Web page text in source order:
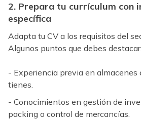
2. Prepara tu currículum con
específica
Adapta tu CV a los requisitos del
Algunos puntos que debes destacar:
- Experiencia previa en almacenes
tienes.
- Conocimientos en gestión de
packing o control de mercancías.